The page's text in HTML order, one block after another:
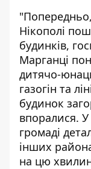
Нікополі
будинків,
Марганці
дитячо-
газогін та
будинок
впоралися. У
громаді
інших
на цю